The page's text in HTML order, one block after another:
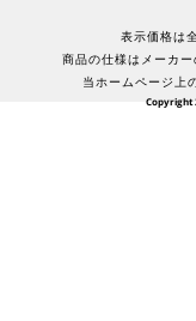
表示価格は
商品の仕様はメーカ
当ホームページ上
Copyright